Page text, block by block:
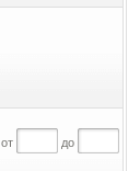
от до